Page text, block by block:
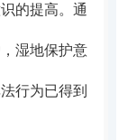
的提高。 通
湿地保护意
行为已得到